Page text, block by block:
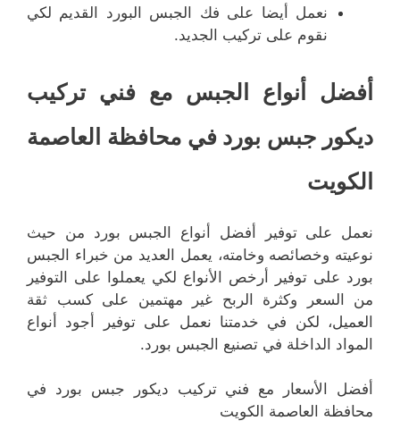
نعمل أيضا على فك الجبس البورد القديم لكي
نقوم على تركيب الجديد.
أفضل أنواع الجبس مع فني تركيب
ديكور جبس بورد في محافظة العاصمة
الكويت
نعمل على توفير أفضل أنواع الجبس بورد من حيث
نوعيته وخصائصه وخامته، يعمل العديد من خبراء الجبس
بورد على توفير أرخص الأنواع لكي يعملوا على التوفير
من السعر وكثرة الربح غير مهتمين على كسب ثقة
العميل، لكن في خدمتنا نعمل على توفير أجود أنواع
المواد الداخلة في تصنيع الجبس بورد.
أفضل الأسعار مع فني تركيب ديكور جبس بورد في
محافظة العاصمة الكويت